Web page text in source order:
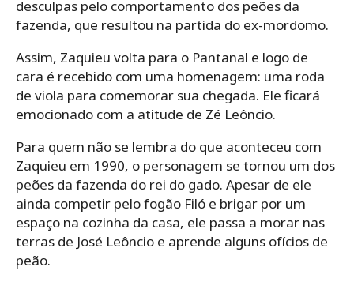
desculpas pelo comportamento dos peões da
fazenda, que resultou na partida do ex-mordomo.
Assim, Zaquieu volta para o Pantanal e logo de
cara é recebido com uma homenagem: uma roda
de viola para comemorar sua chegada. Ele ficará
emocionado com a atitude de Zé Leôncio.
Para quem não se lembra do que aconteceu com
Zaquieu em 1990, o personagem se tornou um dos
peões da fazenda do rei do gado. Apesar de ele
ainda competir pelo fogão Filó e brigar por um
espaço na cozinha da casa, ele passa a morar nas
terras de José Leôncio e aprende alguns ofícios de
peão.